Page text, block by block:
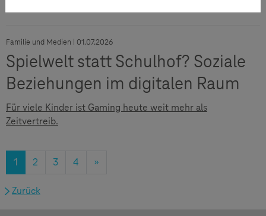
Familie und Medien | 01.07.2026
Spielwelt statt Schulhof? Soziale
Beziehungen im digitalen Raum
Für viele Kinder ist Gaming heute weit mehr als
Zeitvertreib.
1 2 3 4 »
Zurück